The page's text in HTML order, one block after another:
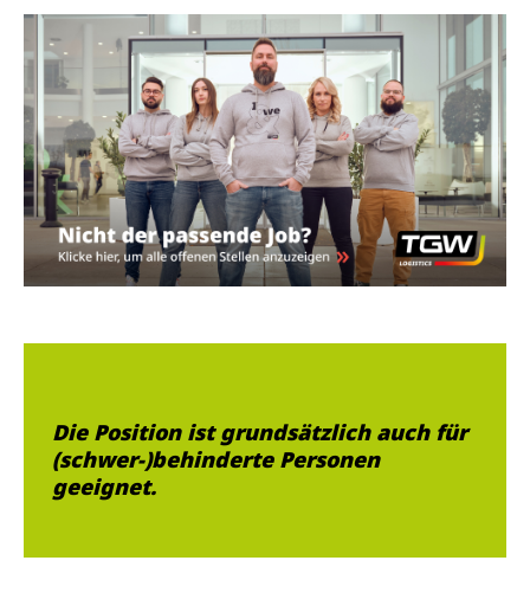
Die Position ist grundsätzlich auch für
(schwer-)behinderte Personen
geeignet.